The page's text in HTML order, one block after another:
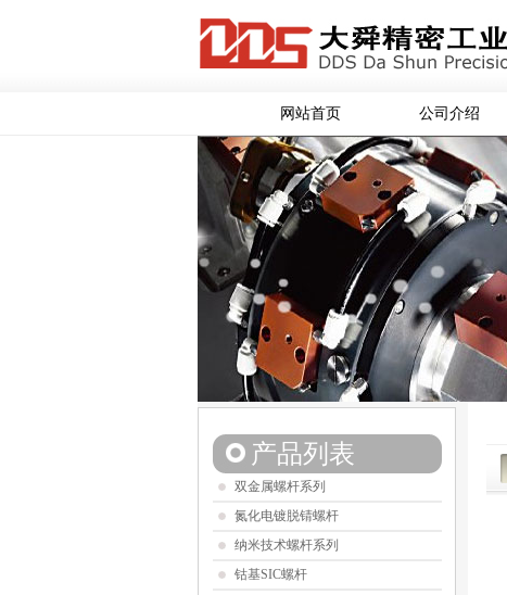
网站首页 公司介绍
产品列表
双金属螺杆系列
氮化电镀脱锖螺杆
纳米技术螺杆系列
钴基SIC螺杆